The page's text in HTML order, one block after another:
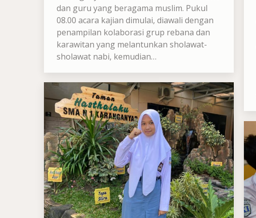
dan guru yang beragama muslim. Pukul
08.00 acara kajian dimulai, diawali dengan
penampilan kolaborasi grup rebana dan
karawitan yang melantunkan sholawat-
sholawat nabi, kemudian…